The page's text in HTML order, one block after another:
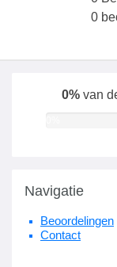
0
0% van
Navigatie
Beoordelingen
Contact